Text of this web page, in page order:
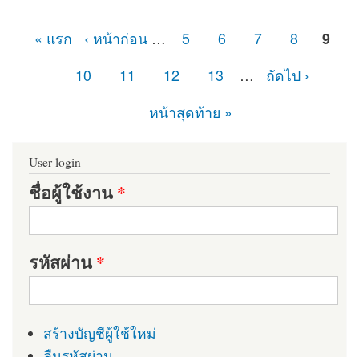
« แรก ‹ หน้าก่อน … 5 6 7 8
9
10
11 12 13 …
ถัดไป ›
หน้าสุดท้าย »
User login
ชื่อผู้ใช้งาน*
รหัสผ่าน*
สร้างบัญชีผู้ใช้ใหม่